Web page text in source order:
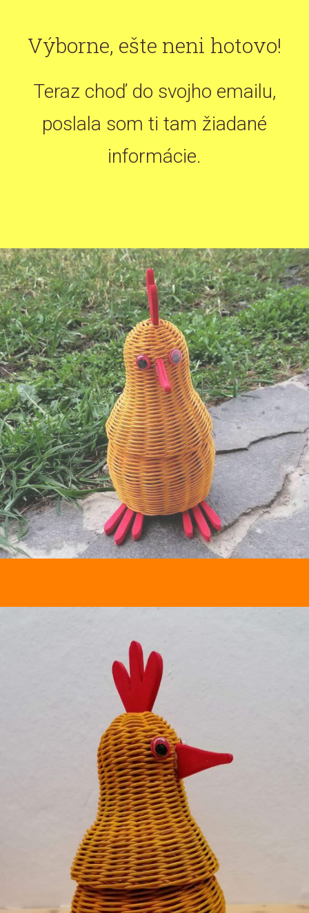
Výborne, ešte neni hotovo!
Teraz choď do svojho emailu,
poslala som ti tam žiadané
informácie.